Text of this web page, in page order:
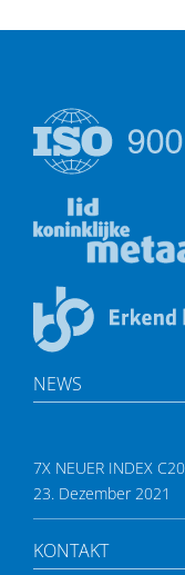
NEWS
7X NEUER INDEX
23. Dezember 2021
KONTAKT